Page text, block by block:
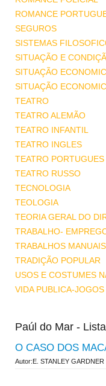
ROMANCE
SEGUROS
SISTEMAS
SITUAÇÃO E
SITUAÇÃO
SITUAÇÃO
TEATRO
TEATRO ALEMÃO
TEATRO INFANTIL
TEATRO INGLES
TEATRO PORTUGUES
TEATRO RUSSO
TECNOLOGIA
TEOLOGIA
TEORIA GERAL DO
TRABALHO-
TRABALHOS MANUAIS
TRADIÇÃO POPULAR
USOS E COSTUMES
VIDA PUBLICA-JOGOS
Paúl do Mar -
O CASO DOS
Autor:E. STANLEY GARDNER